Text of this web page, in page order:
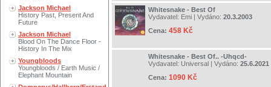
Jackson Michael
History Past, Present And
Future
Jackson Michael
Blood On The Dance Floor -
History In The Mix
Youngbloods
Youngbloods / Earth Music /
Elephant Mountain
Whitesnake - Best Of
Vydavatel: Emi | Vydáno: 20.3.2003
Cena: 458 Kč
Whitesnake - Best Of.. -Uhqcd-
Vydavatel: Universal | Vydáno: 25.6.2021
Cena: 1090 Kč